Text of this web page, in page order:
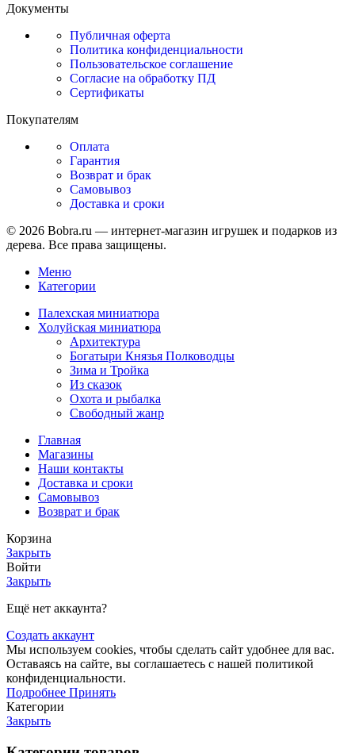
Документы
Публичная оферта
Политика конфиденциальности
Пользовательское соглашение
Согласие на обработку ПД
Сертификаты
Покупателям
Оплата
Гарантия
Возврат и брак
Самовывоз
Доставка и сроки
© 2026 Bobra.ru — интернет-магазин игрушек и подарков из
дерева. Все права защищены.
Меню
Категории
Палехская миниатюра
Холуйская миниатюра
Архитектура
Богатыри Князья Полководцы
Зима и Тройка
Из сказок
Охота и рыбалка
Свободный жанр
Главная
Магазины
Наши контакты
Доставка и сроки
Самовывоз
Возврат и брак
Корзина
Закрыть
Войти
Закрыть
Ещё нет аккаунта?
Создать аккаунт
Мы используем cookies, чтобы сделать сайт удобнее для вас.
Оставаясь на сайте, вы соглашаетесь с нашей политикой
конфиденциальности.
Подробнее Принять
Категории
Закрыть